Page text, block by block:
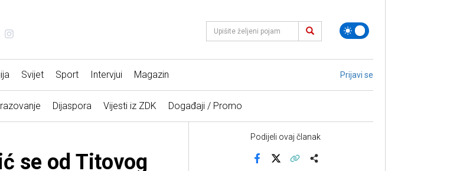
Svijet Sport Intervjui Magazin Prijavi se
Dijaspora Vijesti iz ZDK Događaji / Promo
se od Titovog
Podijeli ovaj članak